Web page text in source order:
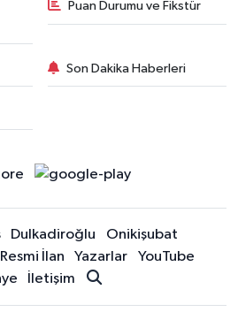
Puan Durumu ve Fikstür
Son Dakika Haberleri
Dulkadiroğlu
Onikişubat
Resmi İlan Yazarlar
YouTube
İletişim